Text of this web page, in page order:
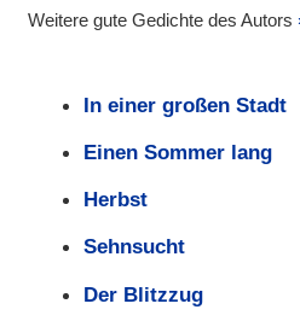
Weitere gute Gedichte des Autors
In einer großen Stadt
Einen Sommer lang
Herbst
Sehnsucht
Der Blitzzug